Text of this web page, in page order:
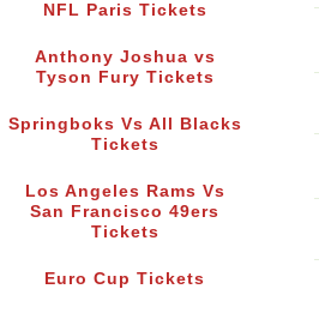
NFL Paris Tickets
Anthony Joshua vs
Tyson Fury Tickets
Springboks Vs All Blacks
Tickets
Los Angeles Rams Vs
San Francisco 49ers
Tickets
Euro Cup Tickets